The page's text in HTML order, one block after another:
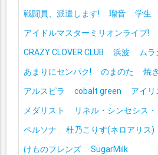
戦闘員、派遣します!
瑠音 学生
アイドルマスターミリオンライブ!
CRAZY CLOVER CLUB
浜波 ムラ
あまりにセンパク!
のまのた
焼
アルスピラ
cobalt green アイリ
メダリスト
リネル・シンセシス
ペルソナ
杜乃こりす(ネロアリス)
けものフレンズ
SugarMilk